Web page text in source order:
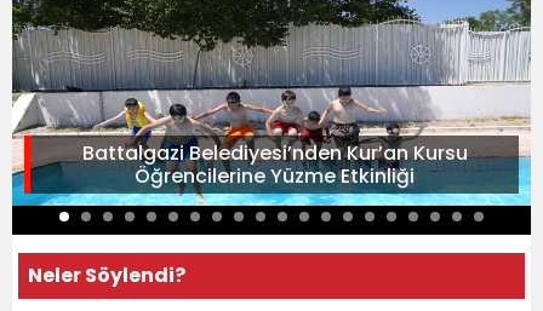
Battalgazi Belediyesi’nden Kur’an Kursu
Öğrencilerine Yüzme Etkinliği
Neler Söylendi?